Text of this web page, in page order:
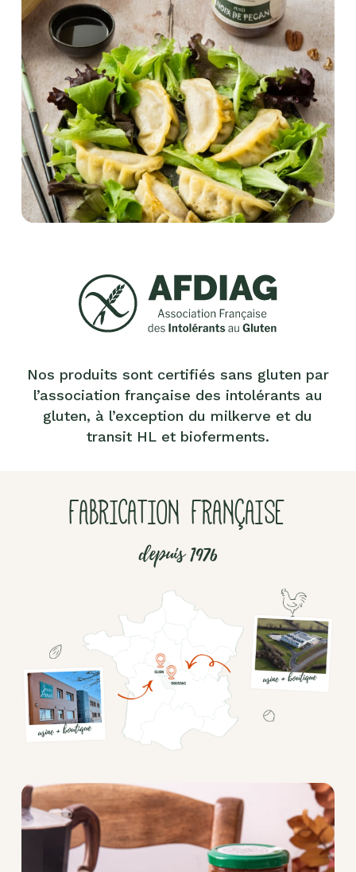
Nos produits sont certifiés sans gluten par
l’association française des intolérants au
gluten, à l’exception du milkerve et du
transit HL et bioferments.
FABRICATION FRANÇAISE
depuis 1976
culinaires
Boisson
poudre
Fruits
secs
Mélanges
apéritifs
Tartinables
apéritifs